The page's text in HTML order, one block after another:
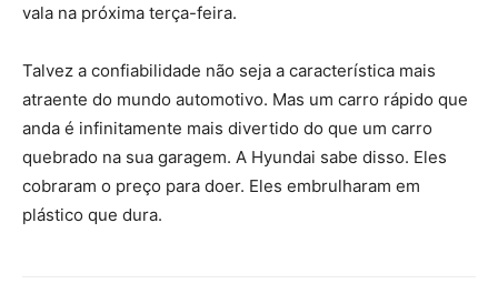
vala na próxima terça-feira.
Talvez a confiabilidade não seja a característica mais
atraente do mundo automotivo. Mas um carro rápido que
anda é infinitamente mais divertido do que um carro
quebrado na sua garagem. A Hyundai sabe disso. Eles
cobraram o preço para doer. Eles embrulharam em
plástico que dura.